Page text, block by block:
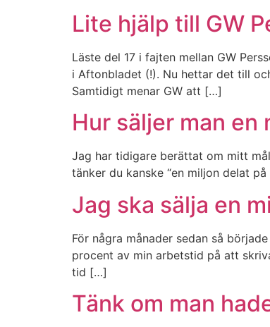
Lite hjälp till GW
Läste del 17 i fajten mellan GW
i Aftonbladet (!). Nu hettar det till
Samtidigt menar GW att […]
Hur säljer man en
Jag har tidigare berättat om mitt
tänker du kanske “en miljon delat
Jag ska sälja en
För några månader sedan så
procent av min arbetstid på att
tid […]
Tänk om man